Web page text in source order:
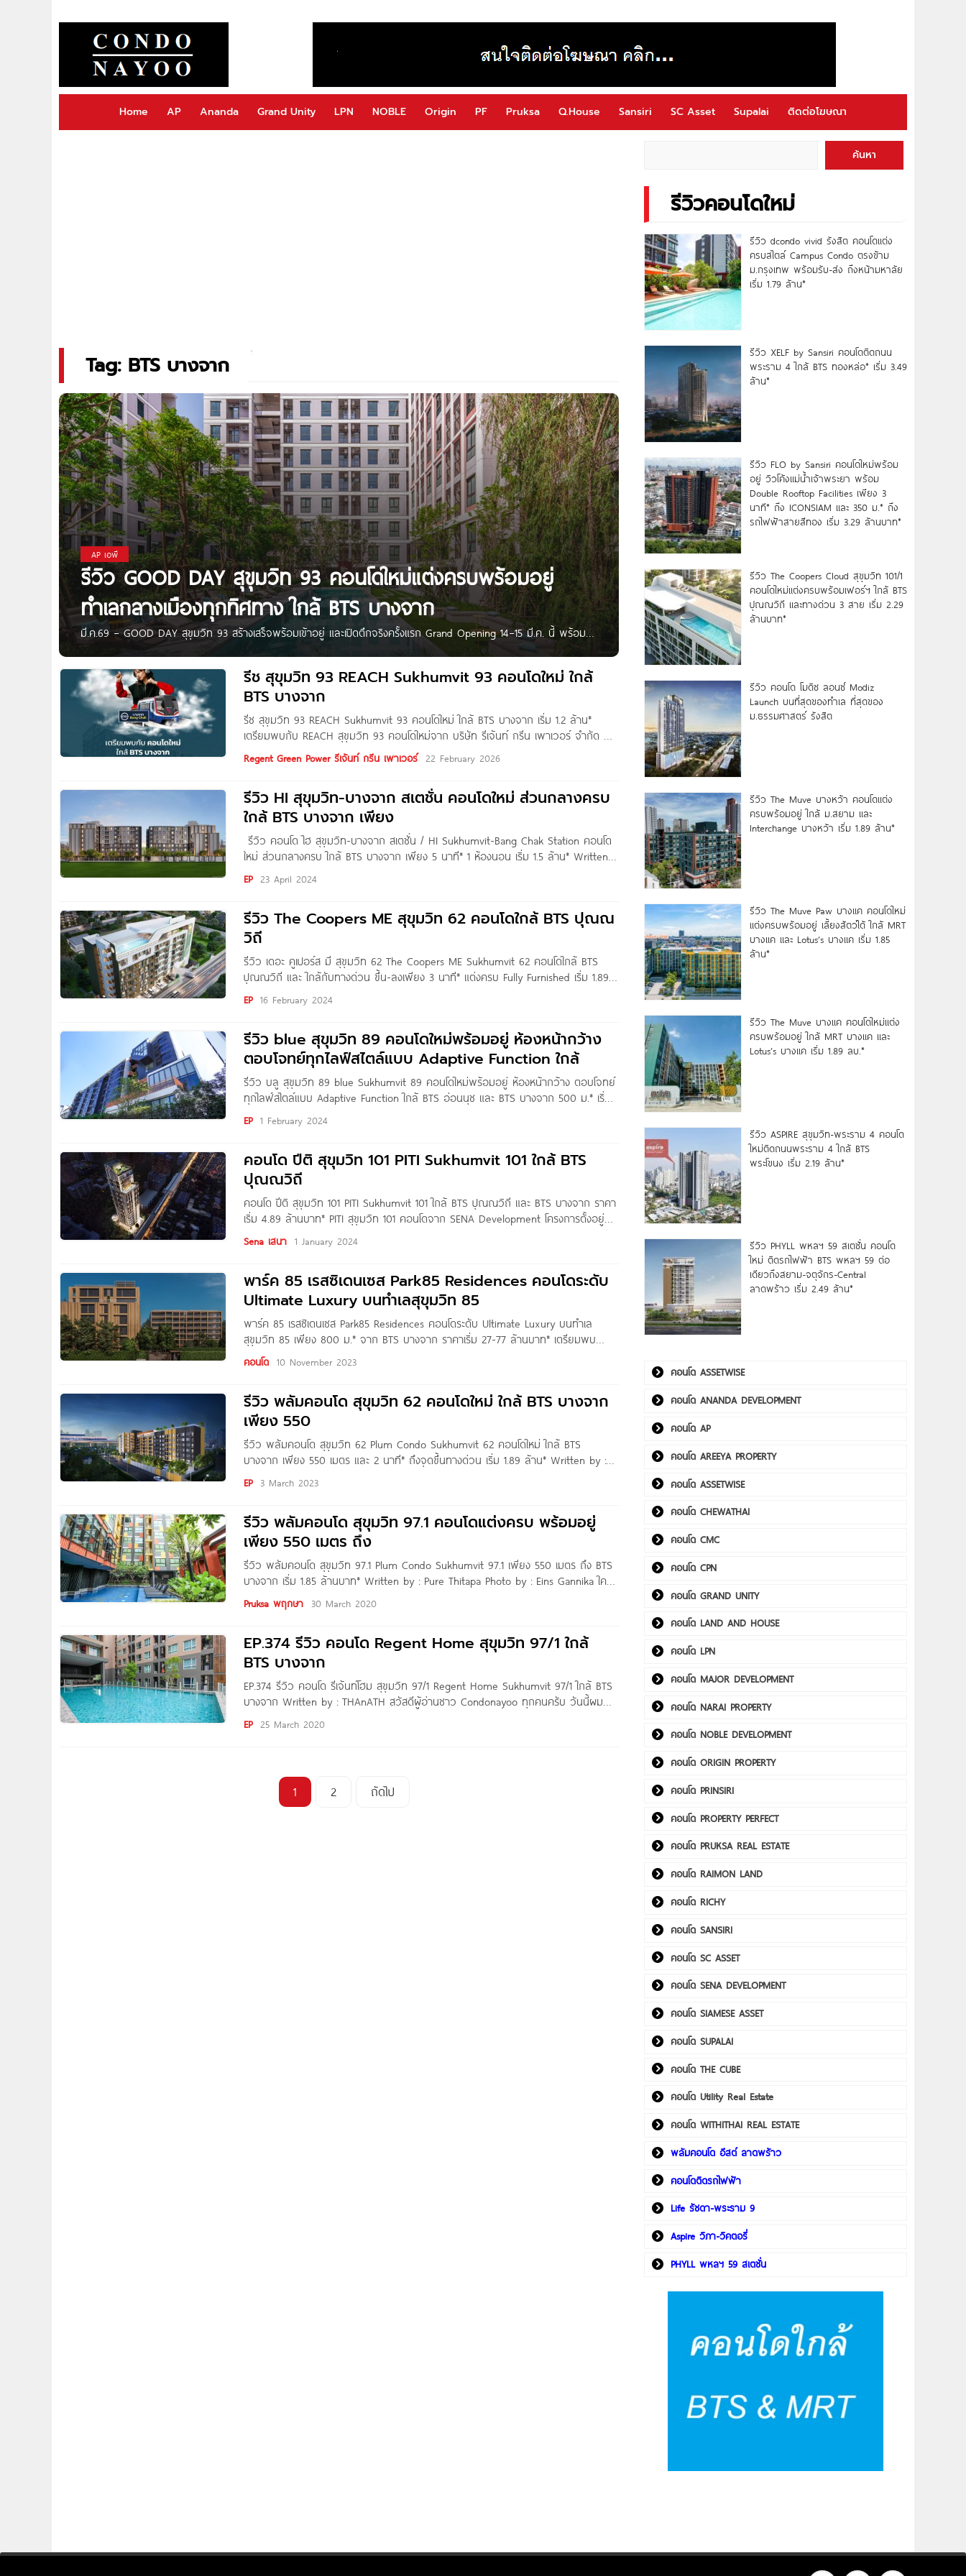
Home AP Ananda Grand Unity LPN NOBLE Origin PF Pruksa Q.House Sansiri SC Asset Supalai ติดต่อโฆษณา
Tag: BTS บางจาก
AP เอพี
รีวิว GOOD DAY สุขุมวิท 93 คอนโดใหม่แต่งครบพร้อมอยู่
ทำเลกลางเมืองทุกทิศทาง ใกล้ BTS บางจาก
มี.ค.69 – GOOD DAY สุขุมวิท 93 สร้างเสร็จพร้อมเข้าอยู่ และเปิดตึกจริงครั้งแรก Grand Opening 14–15 มี.ค. นี้ พร้อม
รับข้อเสนอสุดพิเศษ Great Deals ผ่อนเบา 5,900 บาท/เดือน เริ่มต้น 1.79 ล้านบาท* เฉพาะผู้ที่จองในงาน รับข้อเสนอพิเศษ
On-top มูลค่าสูงสุด 100,000 บาท* สอบถามข้อมูลเพิ่มเติมและลงทะเบียนรับสิทธิ์ คลิก
รีช สุขุมวิท 93 REACH Sukhumvit 93 คอนโดใหม่ ใกล้
BTS บางจาก
รีช สุขุมวิท 93 REACH Sukhumvit 93 คอนโดใหม่ ใกล้ BTS บางจาก เริ่ม 1.2 ล้าน*
เตรียมพบกับ REACH สุขุมวิท 93 คอนโดใหม่จาก บริษัท รีเจ้นท์ กรีน เพาเวอร์ จำกัด ที่
ตั้งโครงการอยู่ภายในซอยพึ่งมี 22 แขวงบางจาก เขตพระโขนง กทม. เดินทางสะดวก ใกล้
ถนนสุขุมวิท,
Regent Green Power รีเจ้นท์ กรีน เพาเวอร์ 22 February 2026
รีวิว HI สุขุมวิท-บางจาก สเตชั่น คอนโดใหม่ ส่วนกลางครบ
ใกล้ BTS บางจาก เพียง
รีวิว คอนโด ไฮ สุขุมวิท-บางจาก สเตชั่น / HI Sukhumvit-Bang Chak Station คอนโด
ใหม่ ส่วนกลางครบ ใกล้ BTS บางจาก เพียง 5 นาที* 1 ห้องนอน เริ่ม 1.5 ล้าน* Written
by : Pure Thitapa สวัสดีค่ะ เพื่อน
EP 23 April 2024
รีวิว The Coopers ME สุขุมวิท 62 คอนโดใกล้ BTS ปุณณ
วิถี
รีวิว เดอะ คูเปอร์ส มี สุขุมวิท 62 The Coopers ME Sukhumvit 62 คอนโดใกล้ BTS
ปุณณวิถี และ ใกล้กับทางด่วน ขึ้น-ลงเพียง 3 นาที* แต่งครบ Fully Furnished เริ่ม 1.89
ล้านบาท* Written by : Nin Yanin
EP 16 February 2024
รีวิว blue สุขุมวิท 89 คอนโดใหม่พร้อมอยู่ ห้องหน้ากว้าง
ตอบโจทย์ทุกไลฟ์สไตล์แบบ Adaptive Function ใกล้
รีวิว บลู สุขุมวิท 89 blue Sukhumvit 89 คอนโดใหม่พร้อมอยู่ ห้องหน้ากว้าง ตอบโจทย์
ทุกไลฟ์สไตล์แบบ Adaptive Function ใกล้ BTS อ่อนนุช และ BTS บางจาก 500 ม.* เริ่ม
2.49 ล้านบาท* Written by : THAnATH สวัสดีผู้อ่านชาว Condonayoo ทุกคนครับ วันนี้
ผมพามาชมโครงการ blue
EP 1 February 2024
คอนโด ปีติ สุขุมวิท 101 PITI Sukhumvit 101 ใกล้ BTS
ปุณณวิถี
คอนโด ปีติ สุขุมวิท 101 PITI Sukhumvit 101 ใกล้ BTS ปุณณวิถี และ BTS บางจาก ราคา
เริ่ม 4.89 ล้านบาท* PITI สุขุมวิท 101 คอนโดจาก SENA Development โครงการตั้งอยู่บน
ถนนสุขุมวิท ทำใจกลางเมืองที่เชื่อมต่อทุกการเดินทางได้สะดวก ใกล้ทางด่วน และรถไฟฟ้า
BTS สถานีปุณณวิถี และสถานีบางจาก เพียง
Sena เสนา 1 January 2024
พาร์ค 85 เรสซิเดนเซส Park85 Residences คอนโดระดับ
Ultimate Luxury บนทำเลสุขุมวิท 85
พาร์ค 85 เรสซิเดนเซส Park85 Residences คอนโดระดับ Ultimate Luxury บนทำเล
สุขุมวิท 85 เพียง 800 ม.* จาก BTS บางจาก ราคาเริ่ม 27-77 ล้านบาท* เตรียมพบ
Park85 Residences คอนโดโครงการใหม่ สามารถเลี้ยงสัตว์ได้ จาก บริษัท แฟนเดอร์
เฮลเวติค ไทย จำกัด
คอนโด 10 November 2023
รีวิว พลัมคอนโด สุขุมวิท 62 คอนโดใหม่ ใกล้ BTS บางจาก
เพียง 550
รีวิว พลัมคอนโด สุขุมวิท 62 Plum Condo Sukhumvit 62 คอนโดใหม่ ใกล้ BTS
บางจาก เพียง 550 เมตร และ 2 นาที* ถึงจุดขึ้นทางด่วน เริ่ม 1.89 ล้าน* Written by :
Pure Thitapa Photo by :
EP 3 March 2023
รีวิว พลัมคอนโด สุขุมวิท 97.1 คอนโดแต่งครบ พร้อมอยู่
เพียง 550 เมตร ถึง
รีวิว พลัมคอนโด สุขุมวิท 97.1 Plum Condo Sukhumvit 97.1 เพียง 550 เมตร ถึง BTS
บางจาก เริ่ม 1.85 ล้านบาท* Written by : Pure Thitapa Photo by : Eins Gannika ใครที่
กำลังมองหาคอนโดใหม่ ราคาสบายกระเป๋า ในย่านสุขุมวิทตอนปลาย
Pruksa พฤกษา 30 March 2020
EP.374 รีวิว คอนโด Regent Home สุขุมวิท 97/1 ใกล้
BTS บางจาก
EP.374 รีวิว คอนโด รีเจ้นท์โฮม สุขุมวิท 97/1 Regent Home Sukhumvit 97/1 ใกล้ BTS
บางจาก Written by : THAnATH สวัสดีผู้อ่านชาว Condonayoo ทุกคนครับ วันนี้ผมพา
มาชมโครงการ Regent Home สุขุมวิท 97/1 จาก Regent Green Power ตั้งอยู่ในซอย
พึ่งมี
EP 25 March 2020
1 2 ถัดไป
ค้นหา
รีวิวคอนโดใหม่
รีวิว dcondo vivid รังสิต คอนโดแต่ง
ครบสไตล์ Campus Condo ตรงข้าม
ม.กรุงเทพ พร้อมรับ-ส่ง ถึงหน้ามหาลัย
เริ่ม 1.79 ล้าน*
รีวิว XELF by Sansiri คอนโดติดถนน
พระราม 4 ใกล้ BTS ทองหล่อ* เริ่ม 3.49
ล้าน*
รีวิว FLO by Sansiri คอนโดใหม่พร้อม
อยู่ วิวโค้งแม่น้ำเจ้าพระยา พร้อม
Double Rooftop Facilities เพียง 3
นาที* ถึง ICONSIAM และ 350 ม.* ถึง
รถไฟฟ้าสายสีทอง เริ่ม 3.29 ล้านบาท*
รีวิว The Coopers Cloud สุขุมวิท 101/1
คอนโดใหม่แต่งครบพร้อมเฟอร์ฯ ใกล้ BTS
ปุณณวิถี และทางด่วน 3 สาย เริ่ม 2.29
ล้านบาท*
รีวิว คอนโด โมดิซ ลอนซ์ Modiz
Launch บนที่สุดของทำเล ที่สุดของ
ม.ธรรมศาสตร์ รังสิต
รีวิว The Muve บางหว้า คอนโดแต่ง
ครบพร้อมอยู่ ใกล้ ม.สยาม และ
Interchange บางหว้า เริ่ม 1.89 ล้าน*
รีวิว The Muve Paw บางแค คอนโดใหม่
แต่งครบพร้อมอยู่ เลี้ยงสัตว์ได้ ใกล้ MRT
บางแค และ Lotus’s บางแค เริ่ม 1.85
ล้าน*
รีวิว The Muve บางแค คอนโดใหม่แต่ง
ครบพร้อมอยู่ ใกล้ MRT บางแค และ
Lotus’s บางแค เริ่ม 1.89 ลบ.*
รีวิว ASPIRE สุขุมวิท-พระราม 4 คอนโด
ใหม่ติดถนนพระราม 4 ใกล้ BTS
พระโขนง เริ่ม 2.19 ล้าน*
รีวิว PHYLL พหลฯ 59 สเตชั่น คอนโด
ใหม่ ติดรถไฟฟ้า BTS พหลฯ 59 ต่อ
เดียวถึงสยาม-จตุจักร-Central
ลาดพร้าว เริ่ม 2.49 ล้าน*
คอนโด ASSETWISE
คอนโด ANANDA DEVELOPMENT
คอนโด AP
คอนโด AREEYA PROPERTY
คอนโด ASSETWISE
คอนโด CHEWATHAI
คอนโด CMC
คอนโด CPN
คอนโด GRAND UNITY
คอนโด LAND AND HOUSE
คอนโด LPN
คอนโด MAJOR DEVELOPMENT
คอนโด NARAI PROPERTY
คอนโด NOBLE DEVELOPMENT
คอนโด ORIGIN PROPERTY
คอนโด PRINSIRI
คอนโด PROPERTY PERFECT
คอนโด PRUKSA REAL ESTATE
คอนโด RAIMON LAND
คอนโด RICHY
คอนโด SANSIRI
คอนโด SC ASSET
คอนโด SENA DEVELOPMENT
คอนโด SIAMESE ASSET
คอนโด SUPALAI
คอนโด THE CUBE
คอนโด Utility Real Estate
คอนโด WITHITHAI REAL ESTATE
พลัมคอนโด อีสต์ ลาดพร้าว
คอนโดติดรถไฟฟ้า
Life รัชดา-พระราม 9
Aspire วิภา-วิคตอรี่
PHYLL พหลฯ 59 สเตชั่น